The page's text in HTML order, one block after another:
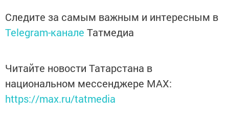
Следите за самым важным и интересным в
Telegram-канале Татмедиа
Читайте новости Татарстана в
национальном мессенджере MАХ:
https://max.ru/tatmedia